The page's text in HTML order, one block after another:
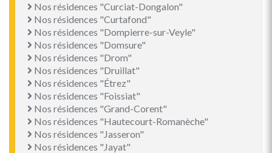
Nos résidences "Curciat-Dongalon"
Nos résidences "Curtafond"
Nos résidences "Dompierre-sur-Veyle"
Nos résidences "Domsure"
Nos résidences "Drom"
Nos résidences "Druillat"
Nos résidences "Étrez"
Nos résidences "Foissiat"
Nos résidences "Grand-Corent"
Nos résidences "Hautecourt-Romanèche"
Nos résidences "Jasseron"
Nos résidences "Jayat"